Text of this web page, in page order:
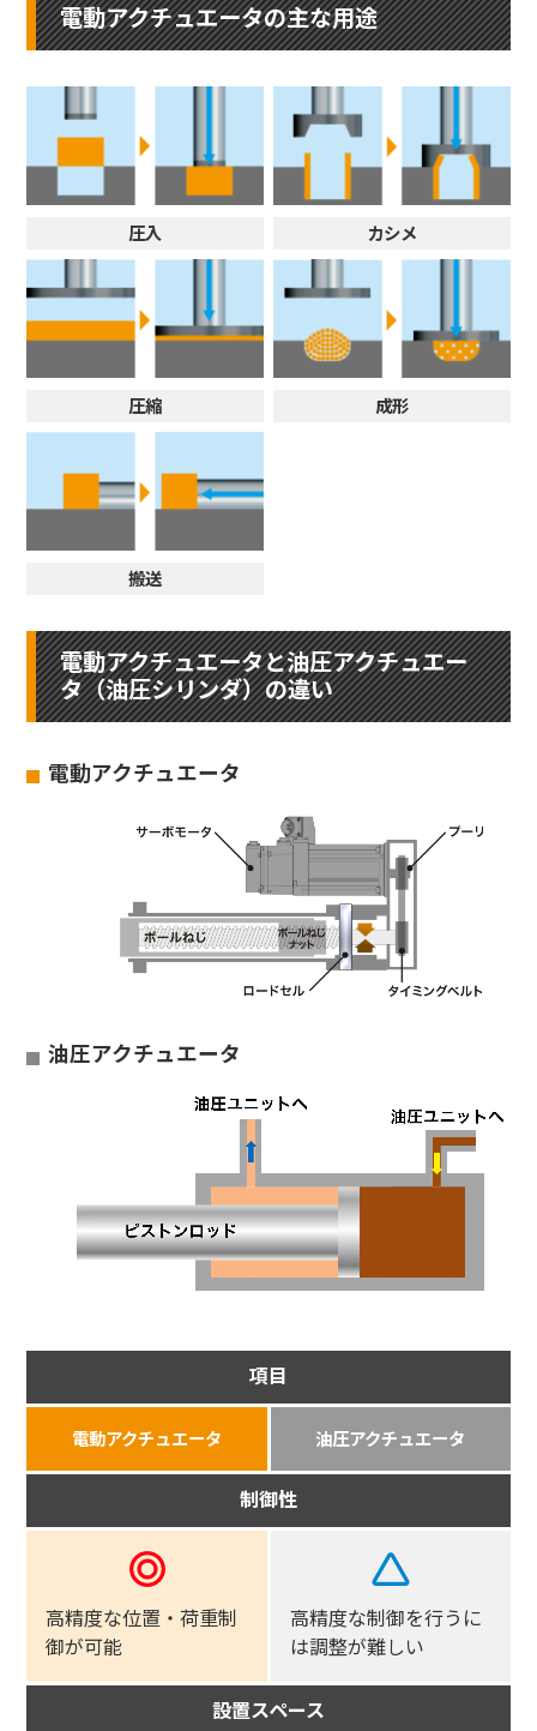
電動アクチュエータの主な用途
圧入 カシメ
圧縮 成形
搬送
電動アクチュエータと油圧アクチュエー
タ（油圧シリンダ）の違い
電動アクチュエータ
油圧アクチュエータ
項目
電動アクチュエータ 油圧アクチュエータ
制御性
高精度な位置・荷重制
御が可能
高精度な制御を行うに
は調整が難しい
設置スペース